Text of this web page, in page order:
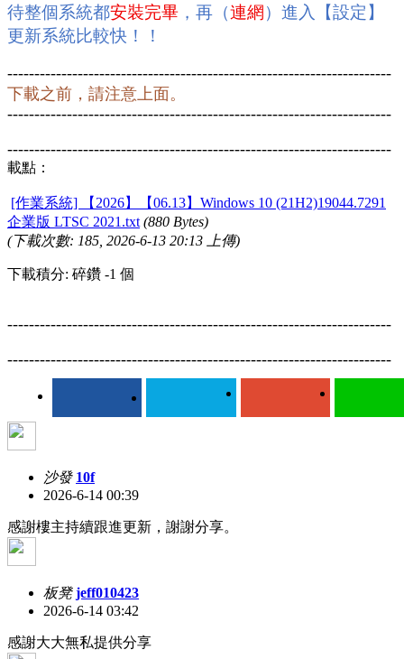
待整個系統都安裝完畢 ，再（連網）進入【設定】
更新系統比較快！！
-----------------------------------------------------------------------
下載之前，請注意上面。
-----------------------------------------------------------------------
-----------------------------------------------------------------------
載點：
[作業系統] 【2026】【06.13】Windows 10 (21H2)19044.7291
企業版 LTSC 2021.txt (880 Bytes)
(下載次數: 185, 2026-6-13 20:13 上傳)
下載積分: 碎鑽 -1 個
-----------------------------------------------------------------------
-----------------------------------------------------------------------
沙發 10f
2026-6-14 00:39
感謝樓主持續跟進更新，謝謝分享。
板凳 jeff010423
2026-6-14 03:42
感謝大大無私提供分享